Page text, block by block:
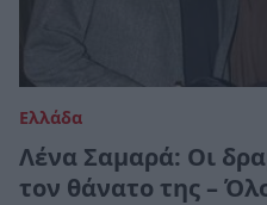
Ελλάδα
Λένα Σαμαρά: Οι
τον θάνατο της –